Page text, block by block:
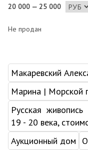
20 000 — 25 000
Не продан
Макаревский
Марина | Морской
Русская
19 - 20 века,
Аукционный дом